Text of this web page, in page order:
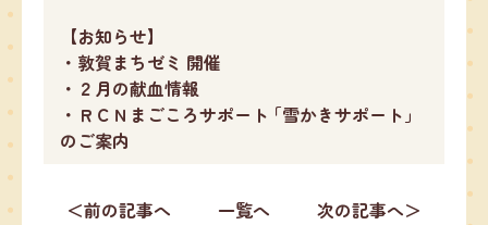
【お知らせ】
・敦賀まちゼミ 開催
・２月の献血情報
・ＲＣＮまごころサポート ｢雪かきサポート｣
のご案内
＜前の記事へ 一覧へ 次の記事へ＞